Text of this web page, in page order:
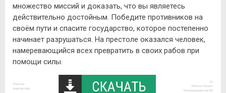
множество миссий и доказать, что вы являетесь
действительно достойным. Победите противников на
своём пути и спасите государство, которое постепенно
начинает разрушаться. На престоле оказался человек,
намеревающийся всех превратить в своих рабов при
помощи силы.